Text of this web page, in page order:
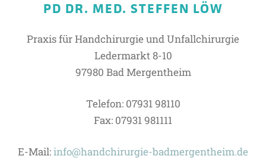
PD DR. MED. STEFFEN LÖW
Praxis für Handchirurgie und Unfallchirurgie
Ledermarkt 8-10
97980 Bad Mergentheim
Telefon: 07931 98110
Fax: 07931 981111
E-Mail:info@handchirurgie-badmergentheim.de